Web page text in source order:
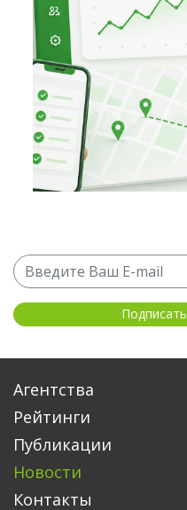
Агентства
Рейтинги
Публикации
Новости
Контакты